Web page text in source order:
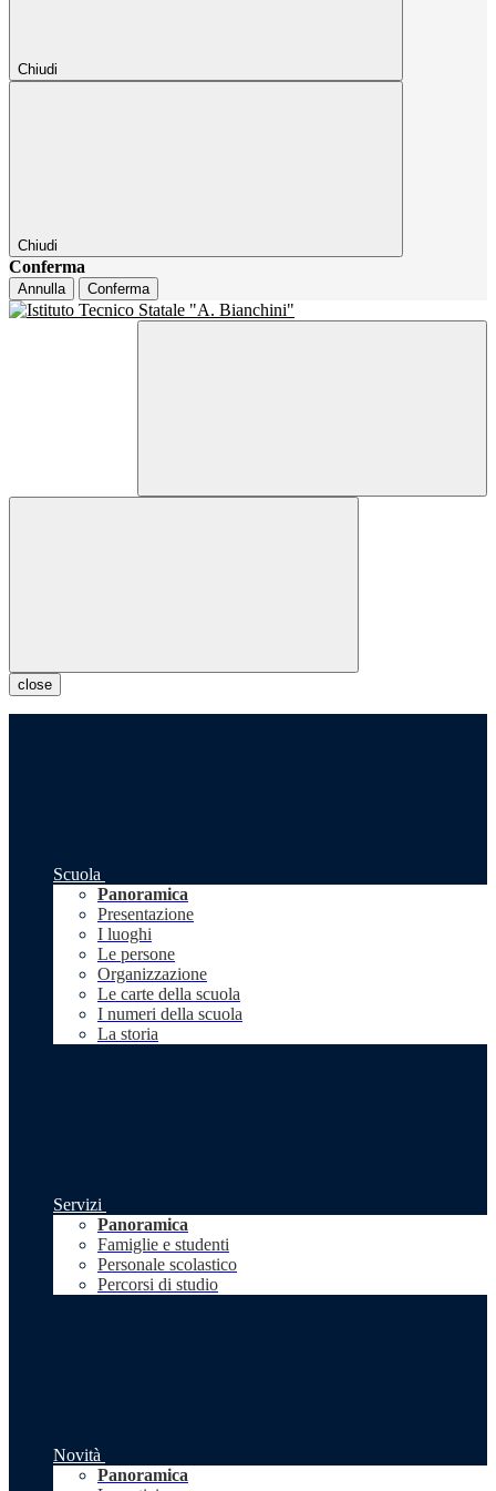
Chiudi
Chiudi
Conferma
Annulla Conferma
close
Scuola
Panoramica
Presentazione
I luoghi
Le persone
Organizzazione
Le carte della scuola
I numeri della scuola
La storia
Servizi
Panoramica
Famiglie e studenti
Personale scolastico
Percorsi di studio
Novità
Panoramica